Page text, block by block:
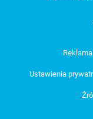
Reklama
Ustawienia